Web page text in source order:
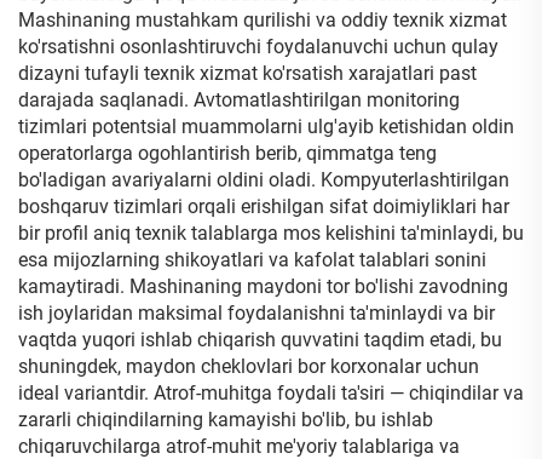
Mashinaning mustahkam qurilishi va oddiy texnik xizmat
ko'rsatishni osonlashtiruvchi foydalanuvchi uchun qulay
dizayni tufayli texnik xizmat ko'rsatish xarajatlari past
darajada saqlanadi. Avtomatlashtirilgan monitoring
tizimlari potentsial muammolarni ulg'ayib ketishidan oldin
operatorlarga ogohlantirish berib, qimmatga teng
bo'ladigan avariyalarni oldini oladi. Kompyuterlashtirilgan
boshqaruv tizimlari orqali erishilgan sifat doimiyliklari har
bir profil aniq texnik talablarga mos kelishini ta'minlaydi, bu
esa mijozlarning shikoyatlari va kafolat talablari sonini
kamaytiradi. Mashinaning maydoni tor bo'lishi zavodning
ish joylaridan maksimal foydalanishni ta'minlaydi va bir
vaqtda yuqori ishlab chiqarish quvvatini taqdim etadi, bu
shuningdek, maydon cheklovlari bor korxonalar uchun
ideal variantdir. Atrof-muhitga foydali ta'siri — chiqindilar va
zararli chiqindilarning kamayishi bo'lib, bu ishlab
chiqaruvchilarga atrof-muhit me'yoriy talablariga va